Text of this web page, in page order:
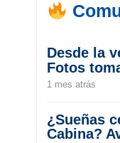
Desde la
Fotos
1 mes atrás
¿Sueñas
Cabina?